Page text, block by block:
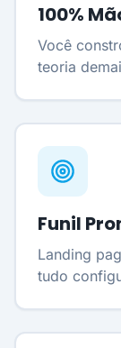
100%
Você
teoria
Funil
Landing
tudo